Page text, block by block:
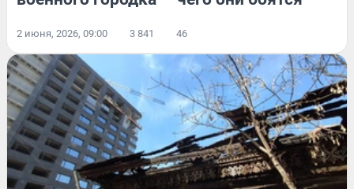
2 июня, 2026, 09:00 3 841 46